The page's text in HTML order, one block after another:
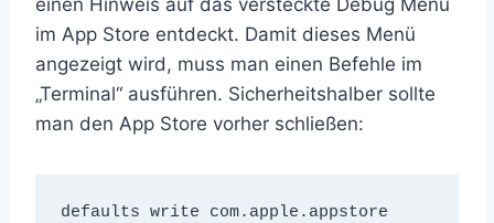
einen Hinweis auf das versteckte Debug Menü
im App Store entdeckt. Damit dieses Menü
angezeigt wird, muss man einen Befehle im
„Terminal“ ausführen. Sicherheitshalber sollte
man den App Store vorher schließen:
defaults write com.apple.appstore